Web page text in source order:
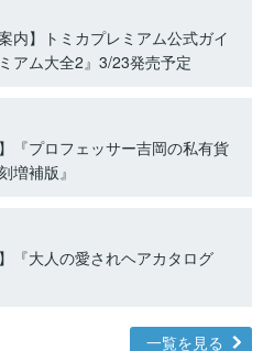
内】トミカプレミアム公式ガイ
アム大全2』3/23発売予定
『プロフェッサー吉岡の私有貨
補版』
『大人の愛されヘアカタログ
一覧を見る